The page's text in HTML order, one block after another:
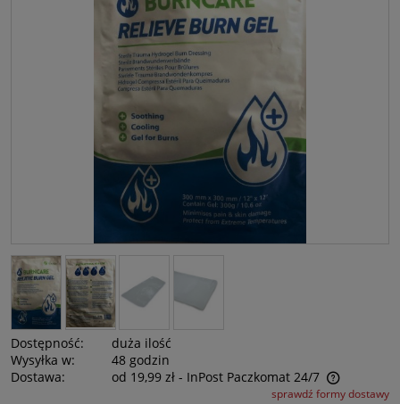
Dostępność:
duża ilość
Wysyłka w:
48 godzin
Dostawa:
od 19,99 zł - InPost Paczkomat 24/7
Cena nie zawiera ewentualnych kosztów płatnościsprawdź formy dostawy